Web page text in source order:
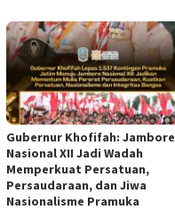
Gubernur Khofifah: Jambore
Nasional XII Jadi Wadah
Memperkuat Persatuan,
Persaudaraan, dan Jiwa
Nasionalisme Pramuka